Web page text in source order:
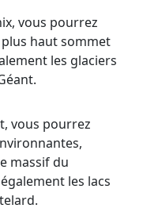
vous pourrez
haut sommet
les glaciers
vous pourrez
massif du
les lacs